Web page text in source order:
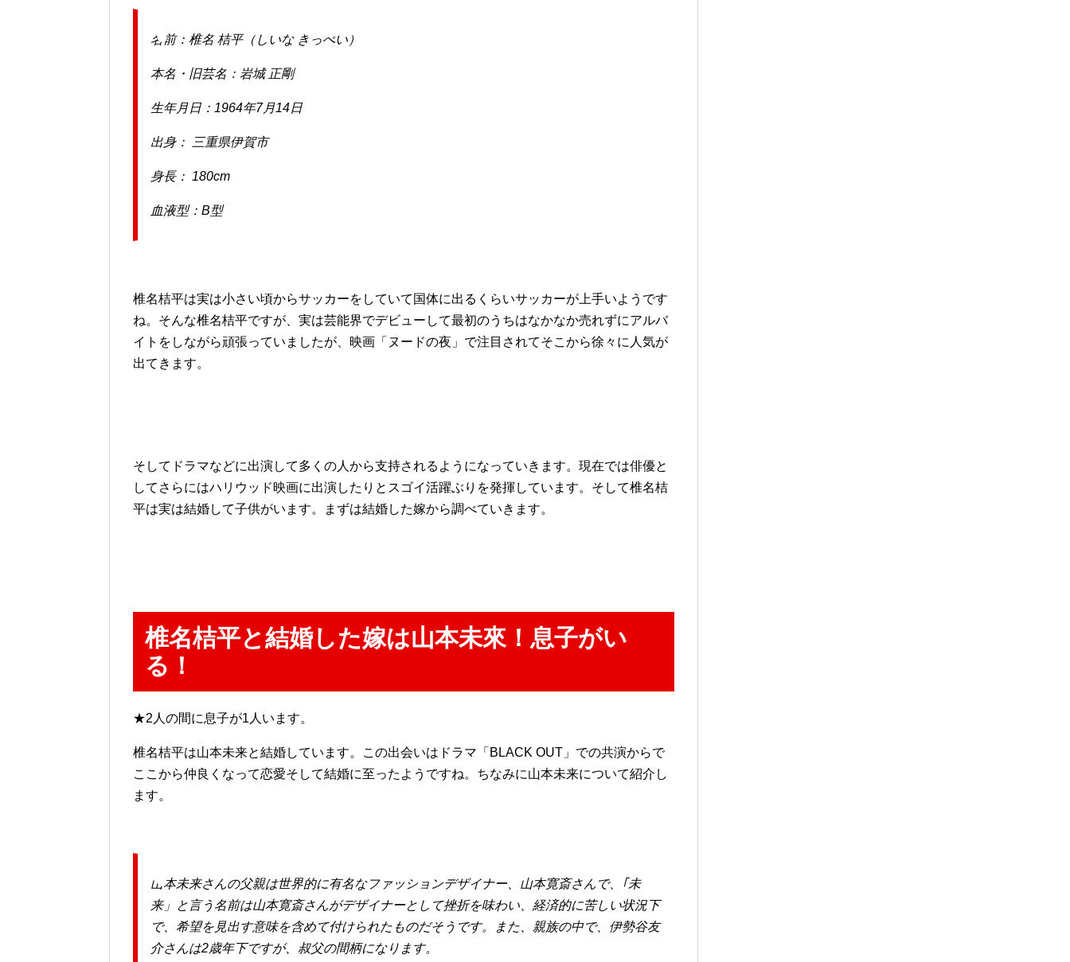
名前：椎名 桔平（しいな きっぺい）
本名・旧芸名：岩城 正剛
生年月日：1964年7月14日
出身： 三重県伊賀市
身長： 180cm
血液型：B型
椎名桔平は実は小さい頃からサッカーをしていて国体に出るくらいサッカーが上手いようです
ね。そんな椎名桔平ですが、実は芸能界でデビューして最初のうちはなかなか売れずにアルバ
イトをしながら頑張っていましたが、映画「ヌードの夜」で注目されてそこから徐々に人気が
出てきます。
そしてドラマなどに出演して多くの人から支持されるようになっていきます。現在では俳優と
してさらにはハリウッド映画に出演したりとスゴイ活躍ぶりを発揮しています。そして椎名桔
平は実は結婚して子供がいます。まずは結婚した嫁から調べていきます。
椎名桔平と結婚した嫁は山本未來！息子がい
る！
★2人の間に息子が1人います。
椎名桔平は山本未来と結婚しています。この出会いはドラマ「BLACK OUT」での共演からで
ここから仲良くなって恋愛そして結婚に至ったようですね。ちなみに山本未来について紹介し
ます。
山本未来さんの父親は世界的に有名なファッションデザイナー、山本寛斎さんで、｢未
来」と言う名前は山本寛斎さんがデザイナーとして挫折を味わい、経済的に苦しい状況下
で、希望を見出す意味を含めて付けられたものだそうです。また、親族の中で、伊勢谷友
介さんは2歳年下ですが、叔父の間柄になります。